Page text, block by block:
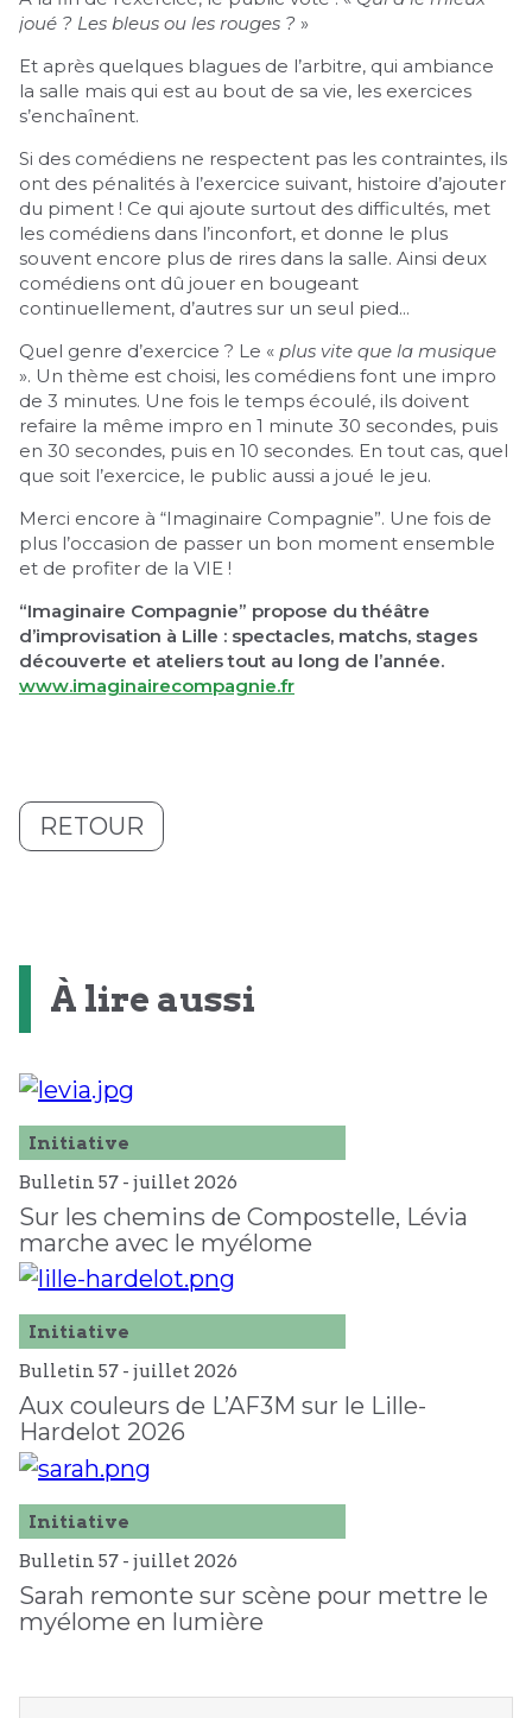
joué ? Les bleus ou les rouges ? »
Et après quelques blagues de l’arbitre, qui ambiance
la salle mais qui est au bout de sa vie, les exercices
s’enchaînent.
Si des comédiens ne respectent pas les contraintes, ils
ont des pénalités à l’exercice suivant, histoire d’ajouter
du piment ! Ce qui ajoute surtout des difficultés, met
les comédiens dans l’inconfort, et donne le plus
souvent encore plus de rires dans la salle. Ainsi deux
comédiens ont dû jouer en bougeant
continuellement, d’autres sur un seul pied...
Quel genre d’exercice ? Le « plus vite que la musique
». Un thème est choisi, les comédiens font une impro
de 3 minutes. Une fois le temps écoulé, ils doivent
refaire la même impro en 1 minute 30 secondes, puis
en 30 secondes, puis en 10 secondes. En tout cas, quel
que soit l’exercice, le public aussi a joué le jeu.
Merci encore à “Imaginaire Compagnie”. Une fois de
plus l’occasion de passer un bon moment ensemble
et de profiter de la VIE !
“Imaginaire Compagnie” propose du théâtre
d’improvisation à Lille : spectacles, matchs, stages
découverte et ateliers tout au long de l’année.
www.imaginairecompagnie.fr
RETOUR
À lire aussi
Initiative
Bulletin 57 - juillet 2026
Sur les chemins de Compostelle, Lévia
marche avec le myélome
Initiative
Bulletin 57 - juillet 2026
Aux couleurs de L’AF3M sur le Lille-
Hardelot 2026
Initiative
Bulletin 57 - juillet 2026
Sarah remonte sur scène pour mettre le
myélome en lumière